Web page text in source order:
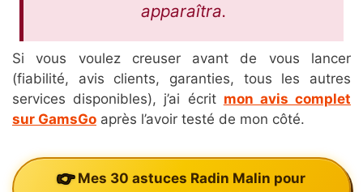
apparaîtra.
Si vous voulez creuser avant de vous lancer
(fiabilité, avis clients, garanties, tous les autres
services disponibles), j’ai écrit mon avis complet
sur GamsGo après l’avoir testé de mon côté.
Mes 30 astuces Radin Malin pour